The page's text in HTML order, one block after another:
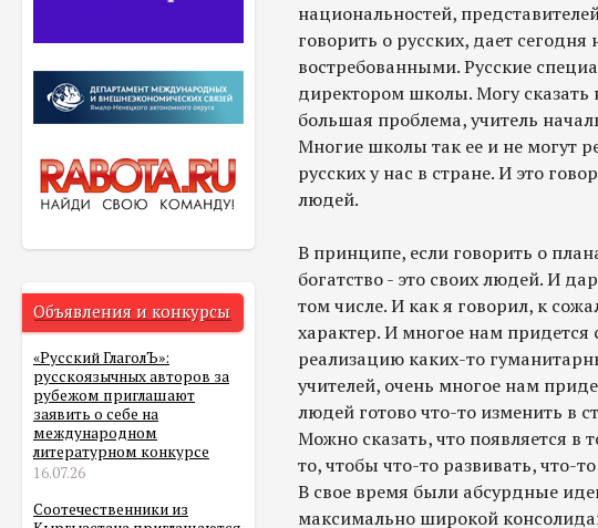
Объявления и конкурсы
«Русский ГлаголЪ»:
русскоязычных авторов за
рубежом приглашают
заявить о себе на
международном
литературном конкурсе
16.07.26
Соотечественники из
национальностей,
говорить о русских, дает
востребованными. Русские
директором школы. Могу сказать
большая проблема, учитель
Многие школы так ее и не могут
русских у нас в стране. И это
людей.
В принципе, если говорить о
богатство - это своих людей. И
том числе. И как я говорил, к
характер. И многое нам придется
реализацию каких-то
учителей, очень многое нам
людей готово что-то изменить в
Можно сказать, что появляется в
то, чтобы что-то развивать, что-
В свое время были абсурдные
максимально широкой